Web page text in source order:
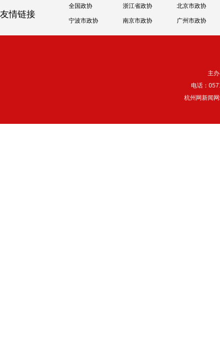
友情链接
全国政协 浙江省政协 北京市政协
宁波市政协 南京市政协 广州市政协
主
电话：
杭州网新闻